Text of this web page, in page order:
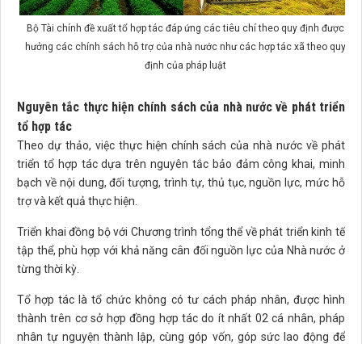
Bộ Tài chính đề xuất tổ hợp tác đáp ứng các tiêu chí theo quy định được
hưởng các chính sách hỗ trợ của nhà nước như các hợp tác xã theo quy
định của pháp luật
Nguyên tắc thực hiện chính sách của nhà nước về phát triển
tổ hợp tác
Theo dự thảo, việc thực hiện chính sách của nhà nước về phát
triển tổ hợp tác dựa trên nguyên tắc bảo đảm công khai, minh
bạch về nội dung, đối tượng, trình tự, thủ tục, nguồn lực, mức hỗ
trợ và kết quả thực hiện.
Triển khai đồng bộ với Chương trình tổng thể về phát triển kinh tế
tập thể, phù hợp với khả năng cân đối nguồn lực của Nhà nước ở
từng thời kỳ.
Tổ hợp tác là tổ chức không có tư cách pháp nhân, được hình
thành trên cơ sở hợp đồng hợp tác do ít nhất 02 cá nhân, pháp
nhân tự nguyện thành lập, cùng góp vốn, góp sức lao động để